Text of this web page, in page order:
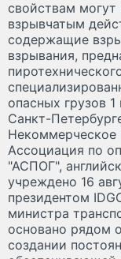
свойствам
взрывчатым
содержащие
взрывания,
опасных грузов
Санкт-
Некоммерческое
Ассоциация по
"АСПОГ",
учреждено 16
президентом
министра
основано рядом
создании